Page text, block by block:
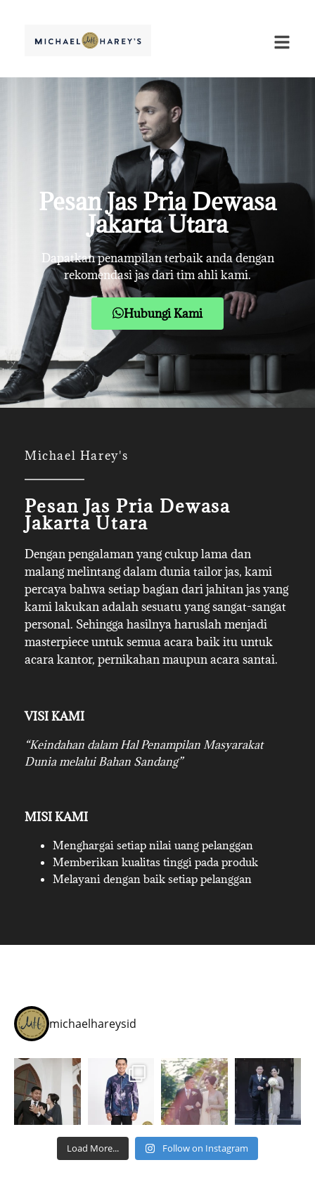
Pesan Jas Pria Dewasa
Jakarta Utara
Dapatkan penampilan terbaik anda dengan
rekomendasi jas dari tim ahli kami.
Hubungi Kami
Michael Harey's
Pesan Jas Pria Dewasa
Jakarta Utara
Dengan pengalaman yang cukup lama dan
malang melintang dalam dunia tailor jas, kami
percaya bahwa setiap bagian dari jahitan jas yang
kami lakukan adalah sesuatu yang sangat-sangat
personal. Sehingga hasilnya haruslah menjadi
masterpiece untuk semua acara baik itu untuk
acara kantor, pernikahan maupun acara santai.
VISI KAMI
“Keindahan dalam Hal Penampilan Masyarakat
Dunia melalui Bahan Sandang”
MISI KAMI
Menghargai setiap nilai uang pelanggan
Memberikan kualitas tinggi pada produk
Melayani dengan baik setiap pelanggan
michaelhareysid
Load More... Follow on Instagram